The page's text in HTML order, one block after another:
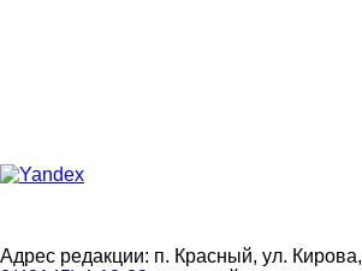
Адрес редакции: п. Красный, ул. Кирова,